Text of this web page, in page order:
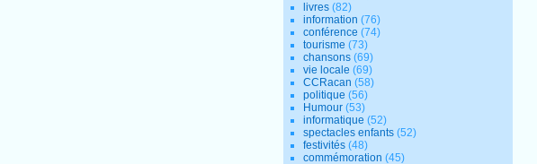
livres (82)
information (76)
conférence (74)
tourisme (73)
chansons (69)
vie locale (69)
CCRacan (58)
politique (56)
Humour (53)
informatique (52)
spectacles enfants (52)
festivités (48)
commémoration (45)